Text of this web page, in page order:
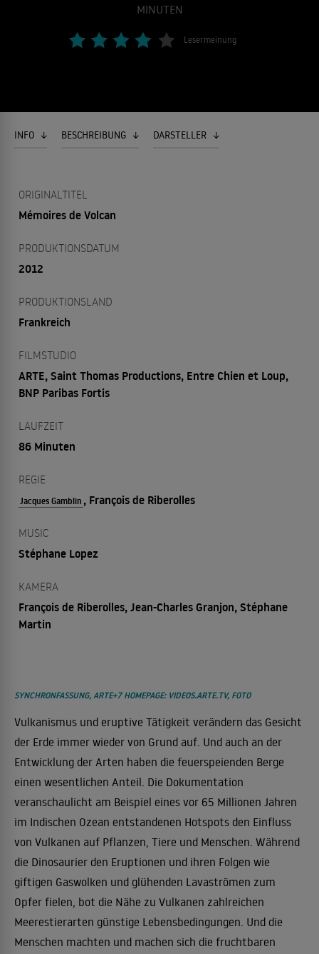
MINUTEN
Lesermeinung
INFO BESCHREIBUNG DARSTELLER
ORIGINALTITEL
Mémoires de Volcan
PRODUKTIONSDATUM
2012
PRODUKTIONSLAND
Frankreich
FILMSTUDIO
ARTE, Saint Thomas Productions, Entre Chien et Loup,
BNP Paribas Fortis
LAUFZEIT
86 Minuten
REGIE
Jacques Gamblin , François de Riberolles
MUSIC
Stéphane Lopez
KAMERA
François de Riberolles, Jean-Charles Granjon, Stéphane
Martin
SYNCHRONFASSUNG, ARTE+7 HOMEPAGE: VIDEOS.ARTE.TV, FOTO
Vulkanismus und eruptive Tätigkeit verändern das Gesicht
der Erde immer wieder von Grund auf. Und auch an der
Entwicklung der Arten haben die feuerspeienden Berge
einen wesentlichen Anteil. Die Dokumentation
veranschaulicht am Beispiel eines vor 65 Millionen Jahren
im Indischen Ozean entstandenen Hotspots den Einfluss
von Vulkanen auf Pflanzen, Tiere und Menschen. Während
die Dinosaurier den Eruptionen und ihren Folgen wie
giftigen Gaswolken und glühenden Lavaströmen zum
Opfer fielen, bot die Nähe zu Vulkanen zahlreichen
Meerestierarten günstige Lebensbedingungen. Und die
Menschen machten und machen sich die fruchtbaren